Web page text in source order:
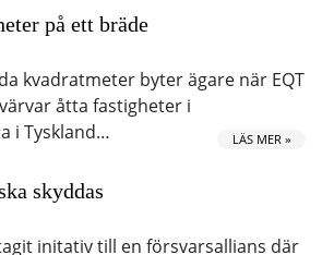
på ett bräde
kvadratmeter byter ägare när EQT
åtta fastigheter i
i Tyskland…
LÄS MER »
skyddas
initativ till en försvarsallians där